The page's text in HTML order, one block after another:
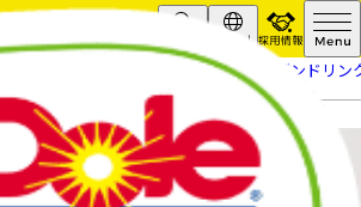
Search Global
採用情報
バナナチョコ・フローズンドリン